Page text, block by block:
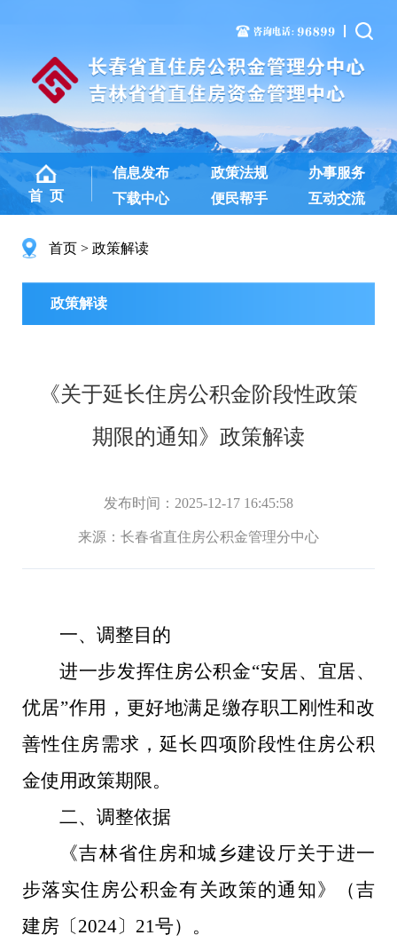
首 页
信息发布 政策法规
办事服务
下载中心
便民帮手 互动交流
首页 政策解读
政策解读
《关于延长住房公积金阶段性政策
期限的通知》政策解读
发布时间：2025-12-17 16:45:58
来源： 长春省直住房公积金管理分中心
一、调整目的
进一步发挥住房公积金“安居、宜居、
优居”作用，更好地满足缴存职工刚性和改
善性住房需求，延长四项阶段性住房公积
金使用政策期限。
二、调整依据
《吉林省住房和城乡建设厅关于进一
步落实住房公积金有关政策的通知》（吉
建房〔2024〕21号）。